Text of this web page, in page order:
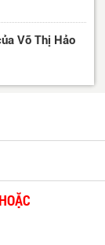
Võ Thị Hảo